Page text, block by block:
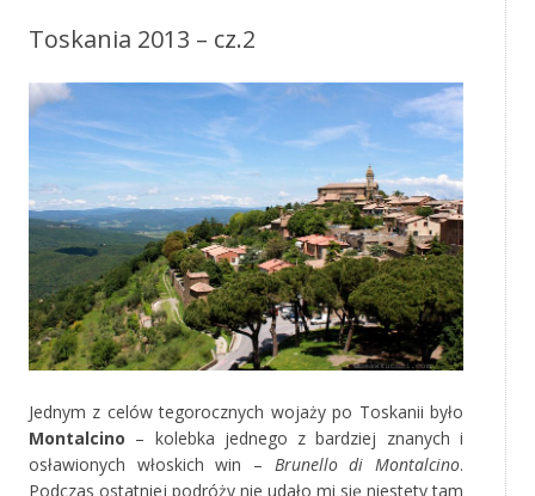
Toskania 2013 – cz.2
Jednym z celów tegorocznych wojaży po Toskanii było
Montalcino – kolebka jednego z bardziej znanych i
osławionych włoskich win – Brunello di Montalcino.
Podczas ostatniej podróży nie udało mi się niestety tam